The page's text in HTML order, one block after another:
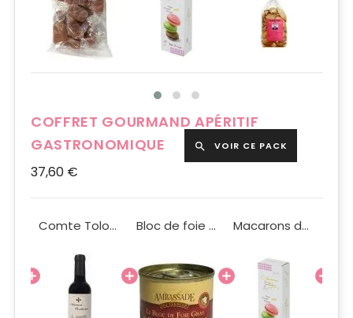
COFFRET GOURMAND APÉRITIF
GASTRONOMIQUE
 VOIR CE PACK
37,60 €
Comte Tolosan rouge Nuances Occitanes IGP 37,5cl Bloc de foie gras de canard du Sud-Ouest IGP 65g Macarons de Pauline Fraise Pistache Chocolat x3